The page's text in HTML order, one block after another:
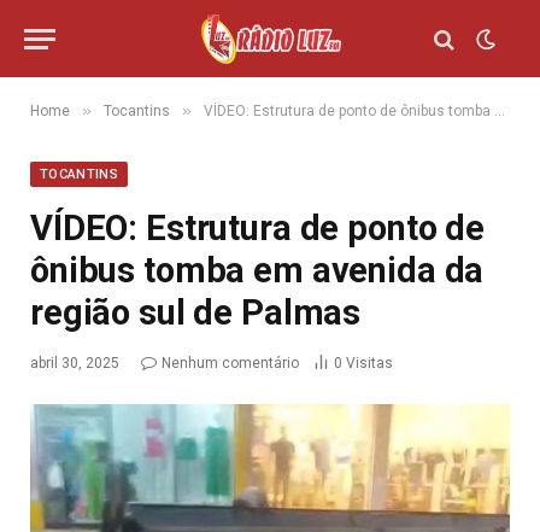
Home » Tocantins » VÍDEO: Estrutura de ponto de ônibus tomba em avenida da região sul de Palmas
TOCANTINS
VÍDEO: Estrutura de ponto de
ônibus tomba em avenida da
região sul de Palmas
abril 30, 2025 Nenhum comentário 0 Visitas